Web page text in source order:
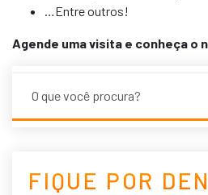
…Entre outros!
Agende uma visita e conheça o
FIQUE POR